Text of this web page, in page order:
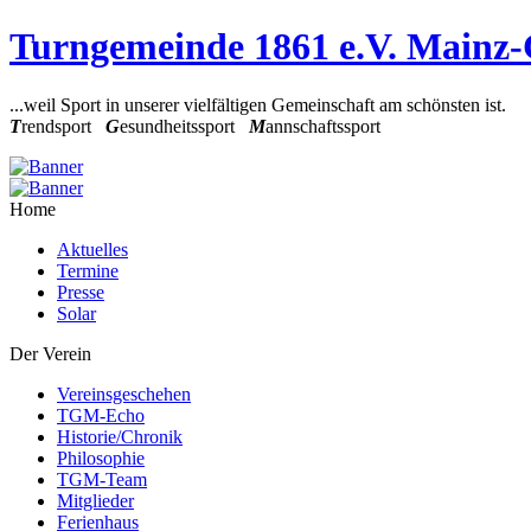
Turngemeinde 1861 e.V.
...weil Sport in unserer vielfältigen Gemeinschaft am schönsten ist.
Trendsport Gesundheitssport Mannschaftssport
Home
Aktuelles
Termine
Presse
Solar
Der Verein
Vereinsgeschehen
TGM-Echo
Historie/Chronik
Philosophie
TGM-Team
Mitglieder
Ferienhaus